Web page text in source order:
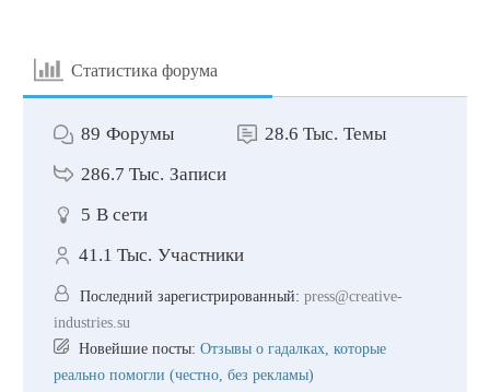
Статистика форума
89 Форумы 28.6 Тыс. Темы
286.7 Тыс. Записи
5 В сети
41.1 Тыс. Участники
Последний зарегистрированный: press@creative-
industries.su
Новейшие посты: Отзывы о гадалках, которые
реально помогли (честно, без рекламы)